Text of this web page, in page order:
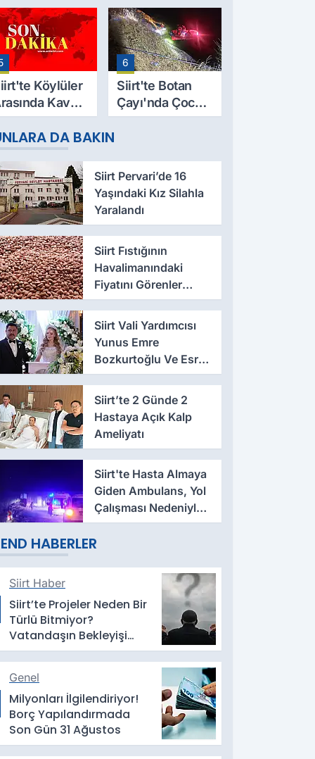
Yaşındaki
Yıldız
Evinde Ölü
Bulundu
Köylüler
Kavga:
Yaralı, Birinin
Ağır
6
Siirt'te Botan
Çayı'nda Çocuk
Cesedi Bulundu
DA BAKIN
Siirt Pervari’de 16
Yaşındaki Kız Silahla
Yaralandı
Siirt Fıstığının
Havalimanındaki
Fiyatını Görenler
Şaşkına Döndü
Siirt Vali Yardımcısı
Yunus Emre
Bozkurtoğlu Ve Esra
Cintosun Dünya
Evine Girdi
Siirt’te 2 Günde 2
Hastaya Açık Kalp
Ameliyatı
Siirt'te Hasta Almaya
Giden Ambulans, Yol
Çalışması Nedeniyle
İlerlemekte Zorlandı
HABERLER
Siirt Haber
Siirt’te Projeler Neden Bir
Türlü Bitmiyor?
Vatandaşın Bekleyişi
Sürüyor
Genel
Milyonları İlgilendiriyor!
Borç Yapılandırmada
Son Gün 31 Ağustos